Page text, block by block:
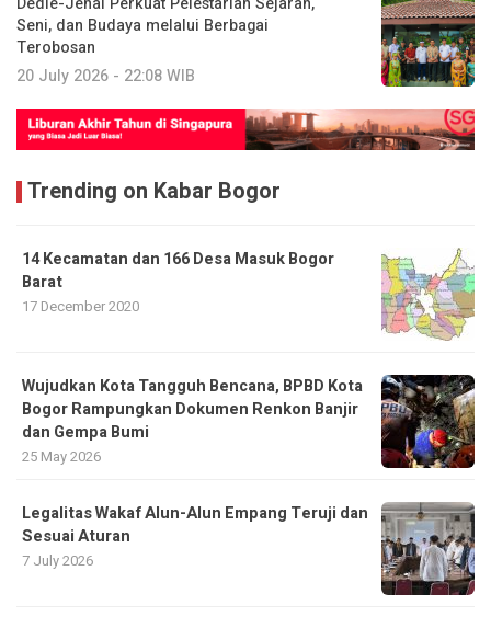
Seni, dan Budaya melalui Berbagai
Terobosan
20 July 2026 - 22:08 WIB
Trending on Kabar Bogor
14 Kecamatan dan 166 Desa Masuk Bogor
Barat
17 December 2020
​Wujudkan Kota Tangguh Bencana, BPBD Kota
Bogor Rampungkan Dokumen Renkon Banjir
dan Gempa Bumi
25 May 2026
Legalitas Wakaf Alun-Alun Empang Teruji dan
Sesuai Aturan
7 July 2026